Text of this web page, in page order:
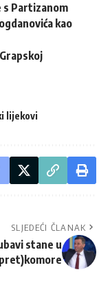
s Partizanom
kao
lijekovi
SLJEDEĆI ČLANAK
stane u